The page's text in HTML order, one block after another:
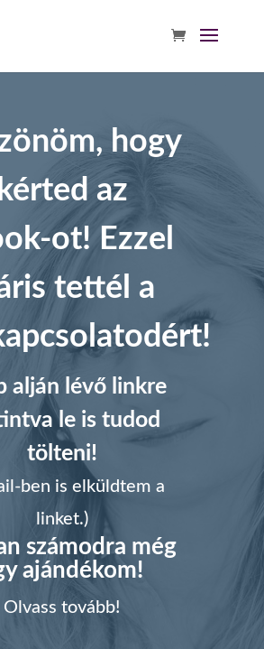
hogy
kérted az
ot! Ezzel
tettél a
alján lévő linkre
le is tudod
tölteni!
ben is elküldtem a
linket.)
számodra még
ajándékom!
Olvass tovább!